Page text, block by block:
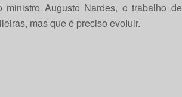
Augusto Nardes, o trabalho de
mas que é preciso evoluir.